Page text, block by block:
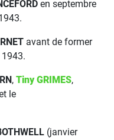
en septembre
avant de former
, Tiny GRIMES,
le
(janvier